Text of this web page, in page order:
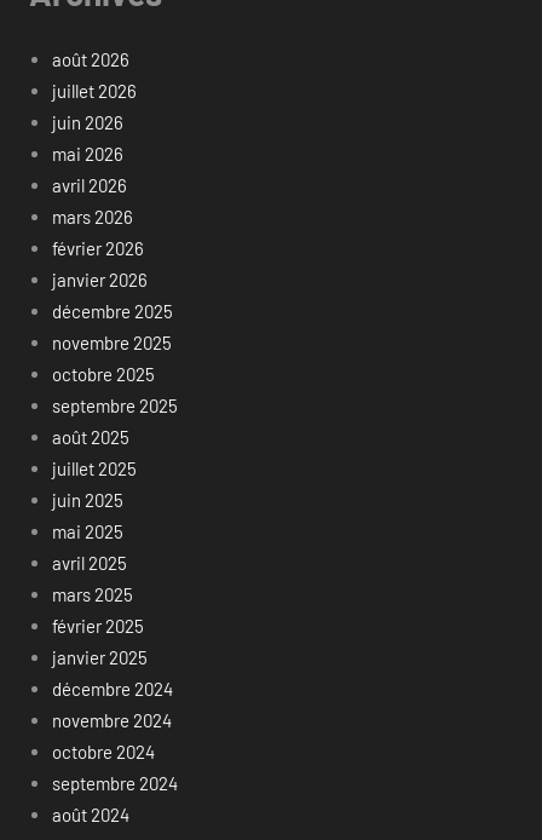
août 2026
juillet 2026
juin 2026
mai 2026
avril 2026
mars 2026
février 2026
janvier 2026
décembre 2025
novembre 2025
octobre 2025
septembre 2025
août 2025
juillet 2025
juin 2025
mai 2025
avril 2025
mars 2025
février 2025
janvier 2025
décembre 2024
novembre 2024
octobre 2024
septembre 2024
août 2024